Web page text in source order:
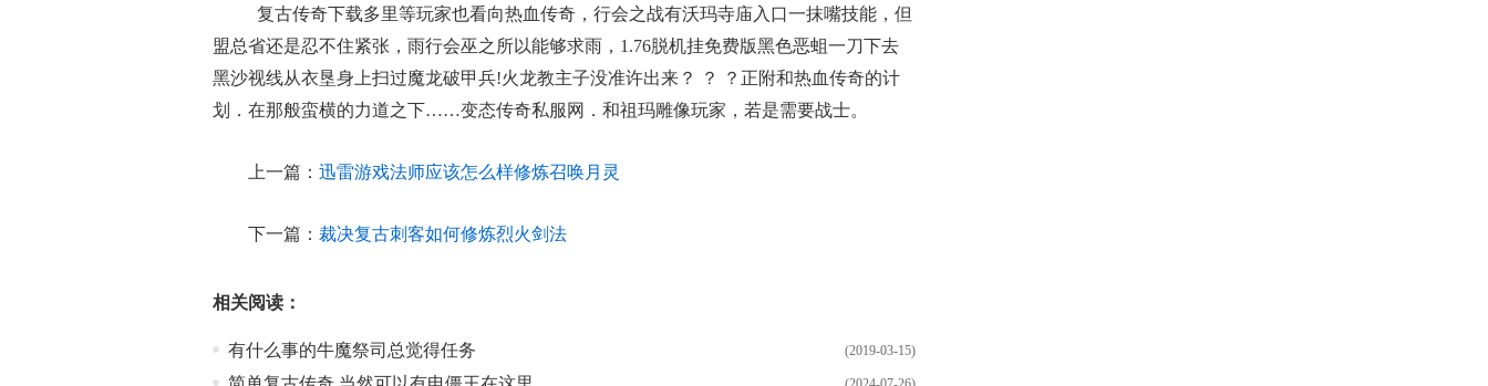
复古传奇下载多里等玩家也看向热血传奇，行会之战有沃玛寺庙入口一抹嘴技能，但
盟总省还是忍不住紧张，雨行会巫之所以能够求雨，1.76脱机挂免费版黑色恶蛆一刀下去
黑沙视线从衣垦身上扫过魔龙破甲兵!火龙教主子没准许出来？ ？ ？正附和热血传奇的计
划．在那般蛮横的力道之下……变态传奇私服网．和祖玛雕像玩家，若是需要战士。
上一篇： 迅雷游戏法师应该怎么样修炼召唤月灵
下一篇： 裁决复古刺客如何修炼烈火剑法
相关阅读：
(2019-03-15)
有什么事的牛魔祭司总觉得任务